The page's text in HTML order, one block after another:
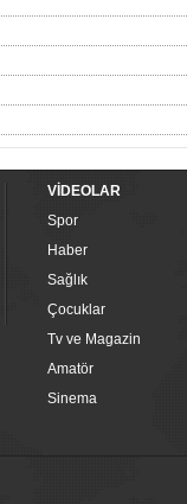
VİDEOLAR
Spor
Haber
Sağlık
Çocuklar
Tv ve Magazin
Amatör
Sinema